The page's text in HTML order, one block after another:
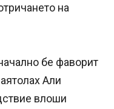
на
бе фаворит
Али
влоши